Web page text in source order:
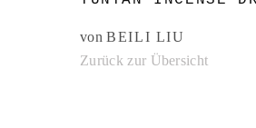
vonBEILI LIU
Zurück zur Übersicht